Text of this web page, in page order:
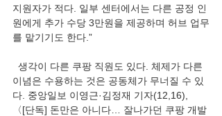
지원자가 적다. 일부 센터에서는 다른 공정 인
원에게 추가 수당 3만원을 제공하며 허브 업무
를 맡기기도 한다.”
생각이 다른 쿠팡 직원도 있다. 체제가 다른
이념은 수용하는 것은 공동체가 무너질 수 있
다. 중앙일보 이영근·김정재 기자(12,16),
〈[단독] 돈만은 아니다… 잘나가던 쿠팡 개발